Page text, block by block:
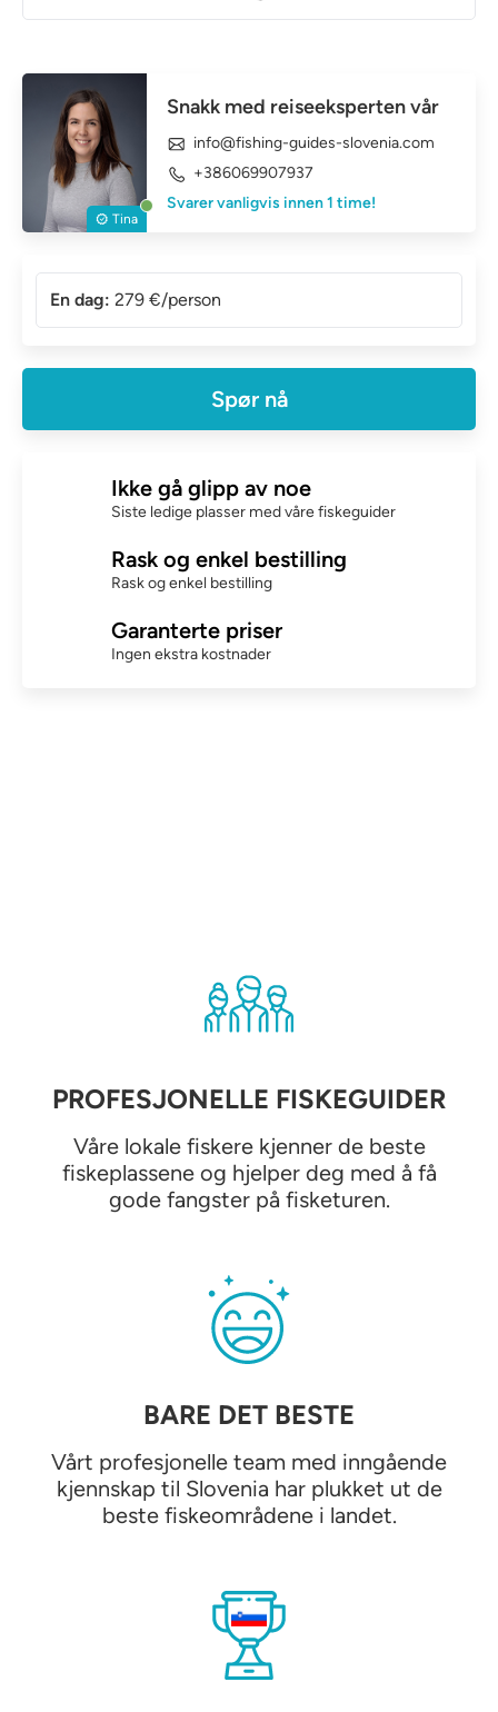
Tina
Snakk med reiseeksperten vår
info@fishing-guides-slovenia.com
+386069907937
Svarer vanligvis innen 1 time!
En dag: 279 €/person
Spør nå
Ikke gå glipp av noe
Siste ledige plasser med våre fiskeguider
Rask og enkel bestilling
Rask og enkel bestilling
Garanterte priser
Ingen ekstra kostnader
PROFESJONELLE FISKEGUIDER
Våre lokale fiskere kjenner de beste
fiskeplassene og hjelper deg med å få
gode fangster på fisketuren.
BARE DET BESTE
Vårt profesjonelle team med inngående
kjennskap til Slovenia har plukket ut de
beste fiskeområdene i landet.